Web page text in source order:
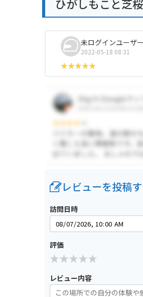
ひがしもこと芝
未ログインユーザー
2022-05-18 08:31
レビューを投稿
訪問日時
評価
レビュー内容